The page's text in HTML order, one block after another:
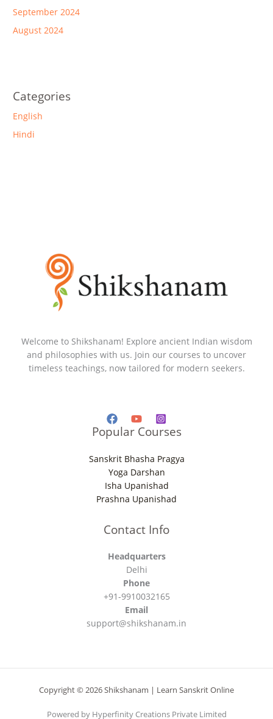
September 2024
August 2024
Categories
English
Hindi
Welcome to Shikshanam! Explore ancient Indian wisdom
and philosophies with us. Join our courses to uncover
timeless teachings, now tailored for modern seekers.
Popular Courses
Sanskrit Bhasha Pragya
Yoga Darshan
Isha Upanishad
Prashna Upanishad
Contact Info
Headquarters
Delhi
Phone
+91-9910032165
Email
support@shikshanam.in
Copyright © 2026 Shikshanam | Learn Sanskrit Online
Powered by Hyperfinity Creations Private Limited